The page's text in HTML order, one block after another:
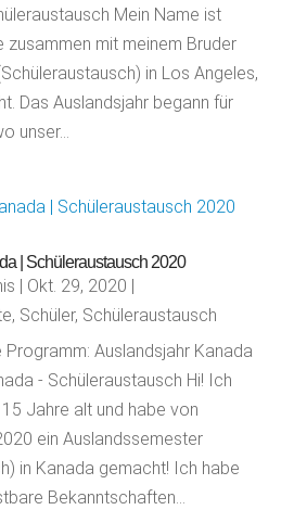
Mein Name ist
zusammen mit meinem Bruder
in Los Angeles,
Das Auslandsjahr begann für
unser...
| Schüleraustausch 2020
| Okt. 29, 2020 |
, Schüler, Schüleraustausch
Auslandsjahr Kanada
- Schüleraustausch Hi! Ich
Jahre alt und habe von
ein Auslandssemester
in Kanada gemacht! Ich habe
Bekanntschaften...